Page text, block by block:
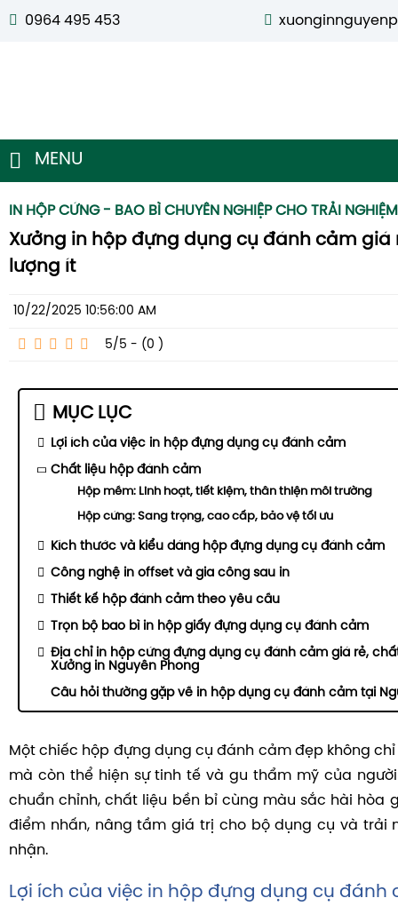
0964 495 453
MENU
IN HỘP CỨNG - BAO BÌ CHUYÊN NGHIỆP CHO TRẢI
Xưởng in hộp đựng dụng cụ đánh cảm giá
lượng ít
10/22/2025 10:56:00 AM
5/5 - (0 )
MỤC LỤC
Lợi ích của việc in hộp đựng dụng cụ đánh cảm
Chất liệu hộp đánh cảm
Hộp mềm: Linh hoạt, tiết kiệm, thân thiện môi trường
Hộp cứng: Sang trọng, cao cấp, bảo vệ tối ưu
Kích thước và kiểu dáng hộp đựng dụng cụ đánh cảm
Công nghệ in offset và gia công sau in
Thiết kế hộp đánh cảm theo yêu cầu
Trọn bộ bao bì in hộp giấy đựng dụng cụ đánh cảm
Địa chỉ in hộp cứng đựng dụng cụ đánh cảm giá rẻ,
Xưởng in Nguyên Phong
Câu hỏi thường gặp về in hộp dụng cụ đánh cảm tại
Một chiếc hộp đựng dụng cụ đánh cảm đẹp không
mà còn thể hiện sự tinh tế và gu thẩm mỹ của người
chuẩn chỉnh, chất liệu bền bỉ cùng màu sắc hài hòa
điểm nhấn, nâng tầm giá trị cho bộ dụng cụ và trải
nhận.
Lợi ích của việc in hộp đựng dụng cụ đánh